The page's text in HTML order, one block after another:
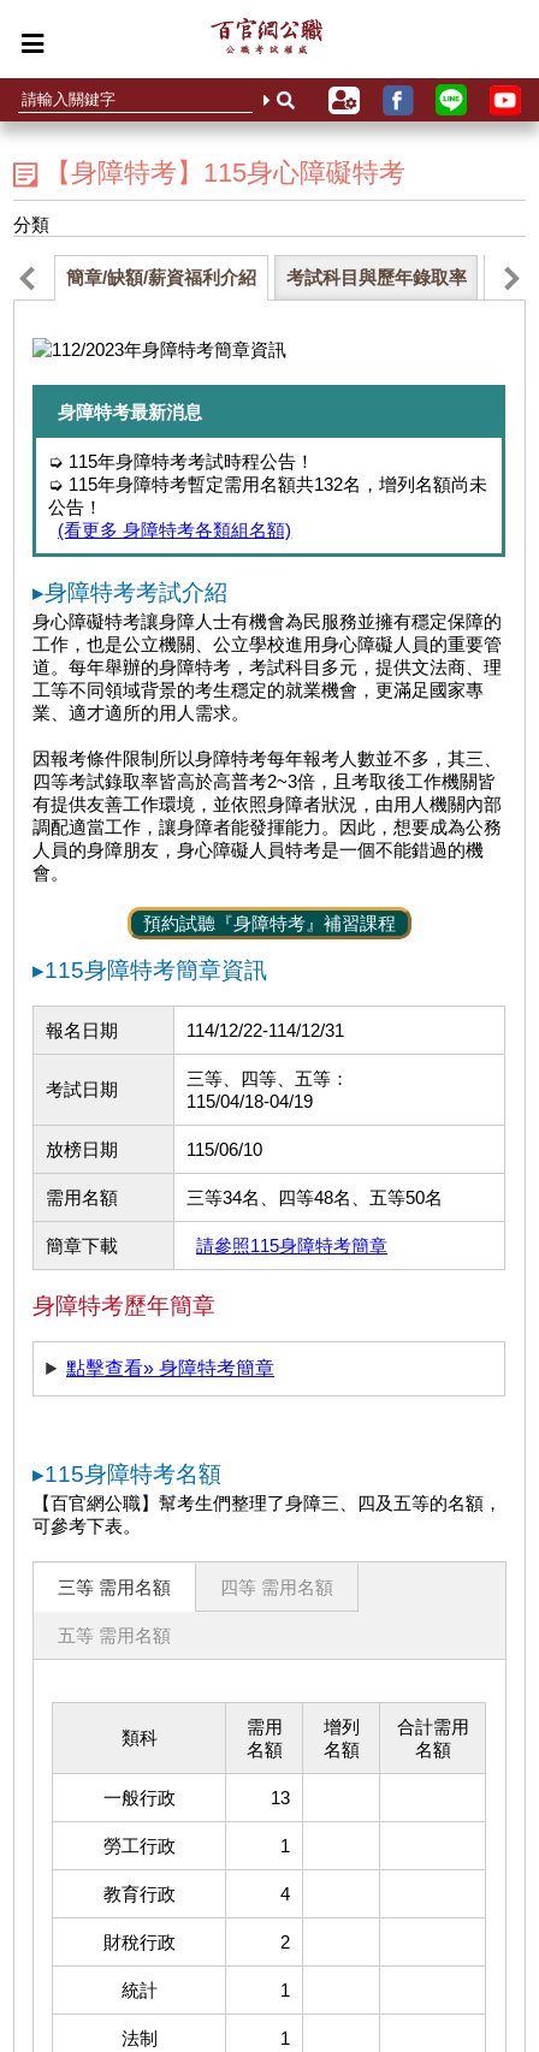
【身障特考】115身心障礙特考
分類
簡章/缺額/薪資福利介紹 考試科目與歷年錄取率 補
身障特考最新消息
➭ 115年身障特考考試時程公告！
➭ 115年身障特考暫定需用名額共132名，增列名額尚未
公告！
(看更多 身障特考各類組名額)
▸身障特考考試介紹
身心障礙特考讓身障人士有機會為民服務並擁有穩定保障的
工作，也是公立機關、公立學校進用身心障礙人員的重要管
道。每年舉辦的身障特考，考試科目多元，提供文法商、理
工等不同領域背景的考生穩定的就業機會，更滿足國家專
業、適才適所的用人需求。
因報考條件限制所以身障特考每年報考人數並不多，其三、
四等考試錄取率皆高於高普考2~3倍，且考取後工作機關皆
有提供友善工作環境，並依照身障者狀況，由用人機關內部
調配適當工作，讓身障者能發揮能力。因此，想要成為公務
人員的身障朋友，身心障礙人員特考是一個不能錯過的機
會。
預約試聽『身障特考』補習課程
▸115身障特考簡章資訊
報名日期 114/12/22-114/12/31
考試日期
三等、四等、五等：
115/04/18-04/19
放榜日期 115/06/10
需用名額 三等34名、四等48名、五等50名
簡章下載 請參照115身障特考簡章
身障特考歷年簡章
點擊查看» 身障特考簡章
▸115身障特考名額
【百官網公職】幫考生們整理了身障三、四及五等的名額，
可參考下表。
三等 需用名額 四等 需用名額
五等 需用名額
類科
需用
名額
增列
名額
合計需用
名額
一般行政 13
勞工行政 1
教育行政 4
財稅行政 2
統計 1
法制 1